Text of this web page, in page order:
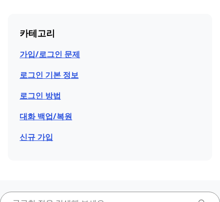
카테고리
가입/로그인 문제
로그인 기본 정보
로그인 방법
대화 백업/복원
신규 가입